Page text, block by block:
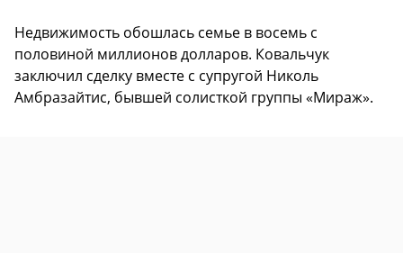
Недвижимость обошлась семье в восемь с
половиной миллионов долларов. Ковальчук
заключил сделку вместе с супругой Николь
Амбразайтис, бывшей солисткой группы «Мираж».